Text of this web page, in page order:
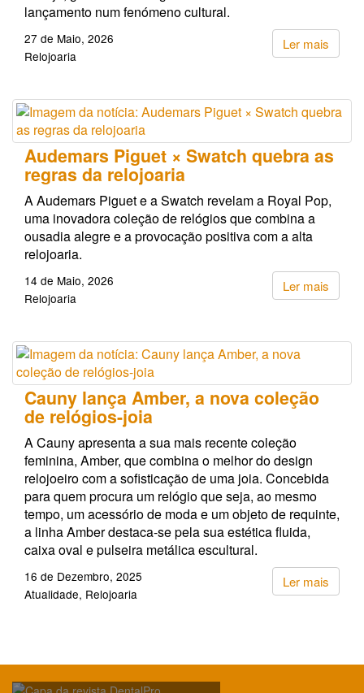
lançamento num fenómeno cultural.
Ler mais
27 de Maio, 2026
Relojoaria
Audemars Piguet × Swatch quebra as
regras da relojoaria
A Audemars Piguet e a Swatch revelam a Royal Pop,
uma inovadora coleção de relógios que combina a
ousadia alegre e a provocação positiva com a alta
relojoaria.
Ler mais
14 de Maio, 2026
Relojoaria
Cauny lança Amber, a nova coleção
de relógios-joia
A Cauny apresenta a sua mais recente coleção
feminina, Amber, que combina o melhor do design
relojoeiro com a sofisticação de uma joia. Concebida
para quem procura um relógio que seja, ao mesmo
tempo, um acessório de moda e um objeto de requinte,
a linha Amber destaca-se pela sua estética fluida,
caixa oval e pulseira metálica escultural.
Ler mais
16 de Dezembro, 2025
Atualidade Relojoaria